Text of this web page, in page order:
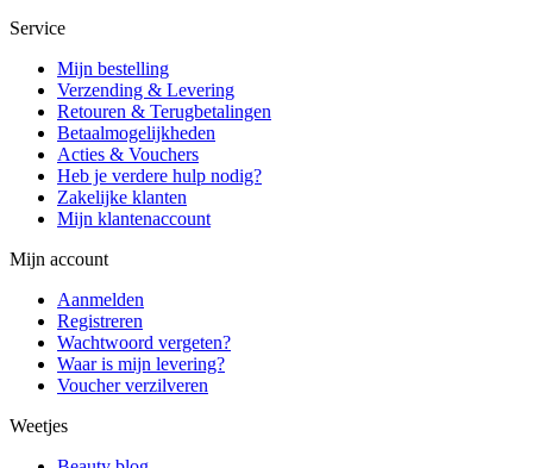
Service
Mijn bestelling
Verzending & Levering
Retouren & Terugbetalingen
Betaalmogelijkheden
Acties & Vouchers
Heb je verdere hulp nodig?
Zakelijke klanten
Mijn klantenaccount
Mijn account
Aanmelden
Registreren
Wachtwoord vergeten?
Waar is mijn levering?
Voucher verzilveren
Weetjes